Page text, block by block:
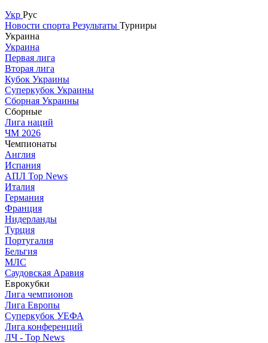
Укр Рус
Новости спорта Результаты Турниры
Украина
Украина
Первая лига
Вторая лига
Кубок Украины
Суперкубок Украины
Сборная Украины
Сборные
Лига наций
ЧМ 2026
Чемпионаты
Англия
Испания
АПЛ Top News
Италия
Германия
Франция
Нидерланды
Турция
Португалия
Бельгия
МЛС
Саудовская Аравия
Еврокубки
Лига чемпионов
Лига Европы
Суперкубок УЕФА
Лига конференций
ЛЧ - Top News